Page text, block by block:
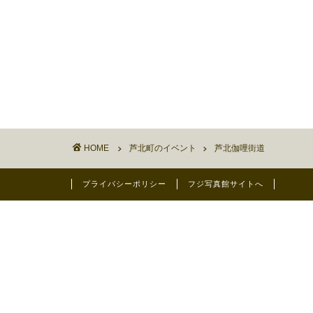
HOME 芦北町のイベント 芦北伽哩街道
プライバシーポリシー フジ写真館サイトへ